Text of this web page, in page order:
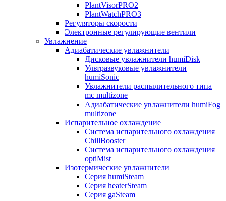
PlantVisorPRO2
PlantWatchPRO3
Регуляторы скорости
Электронные регулирующие вентили
Увлажнение
Адиабатические увлажнители
Дисковые увлажнители humiDisk
Ультразвуковые увлажнители
humiSonic
Увлажнители распылительного типа
mc multizone
Адиабатические увлажнители humiFog
multizone
Испарительное охлаждение
Система испарительного охлаждения
ChillBooster
Система испарительного охлаждения
optiMist
Изотермические увлажнители
Серия humiSteam
Серия heaterSteam
Серия gaSteam